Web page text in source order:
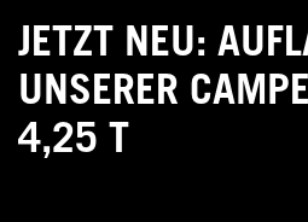
JETZT NEU:
UNSERER
4,25 T